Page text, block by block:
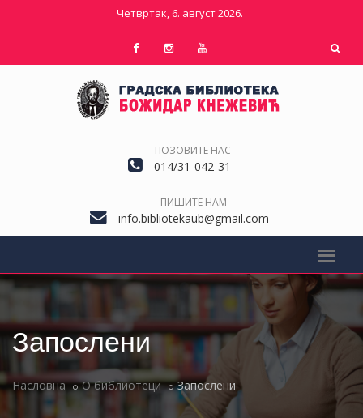
Четвртак, 6. август 2026.
ПОЗОВИТЕ НАС
014/31-042-31
ПИШИТЕ НАМ
info.bibliotekaub@gmail.com
Запослени
Насловна О библиотеци Запослени